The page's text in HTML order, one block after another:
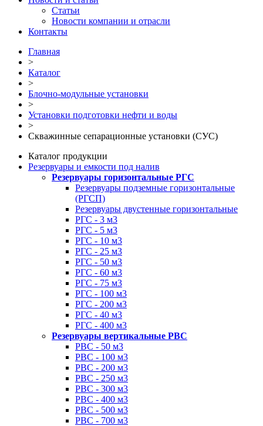
Статьи
Новости компании и отрасли
Контакты
Главная
>
Каталог
>
Блочно-модульные установки
>
Установки подготовки нефти и воды
>
Скважинные сепарационные установки (СУС)
Каталог продукции
Резервуары и емкости под налив
Резервуары горизонтальные РГС
Резервуары подземные горизонтальные
(РГСП)
Резервуары двустенные горизонтальные
РГС - 3 м3
РГС - 5 м3
РГС - 10 м3
РГС - 25 м3
РГС - 50 м3
РГС - 60 м3
РГС - 75 м3
РГС - 100 м3
РГС - 200 м3
РГС - 40 м3
РГС - 400 м3
Резервуары вертикальные РВС
РВС - 50 м3
РВС - 100 м3
РВС - 200 м3
РВС - 250 м3
РВС - 300 м3
РВС - 400 м3
РВС - 500 м3
РВС - 700 м3